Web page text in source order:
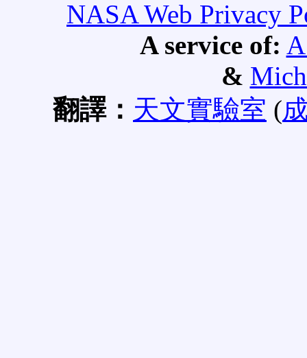
NASA Web Privacy
A service of:
&
翻譯： 天文實驗室 (